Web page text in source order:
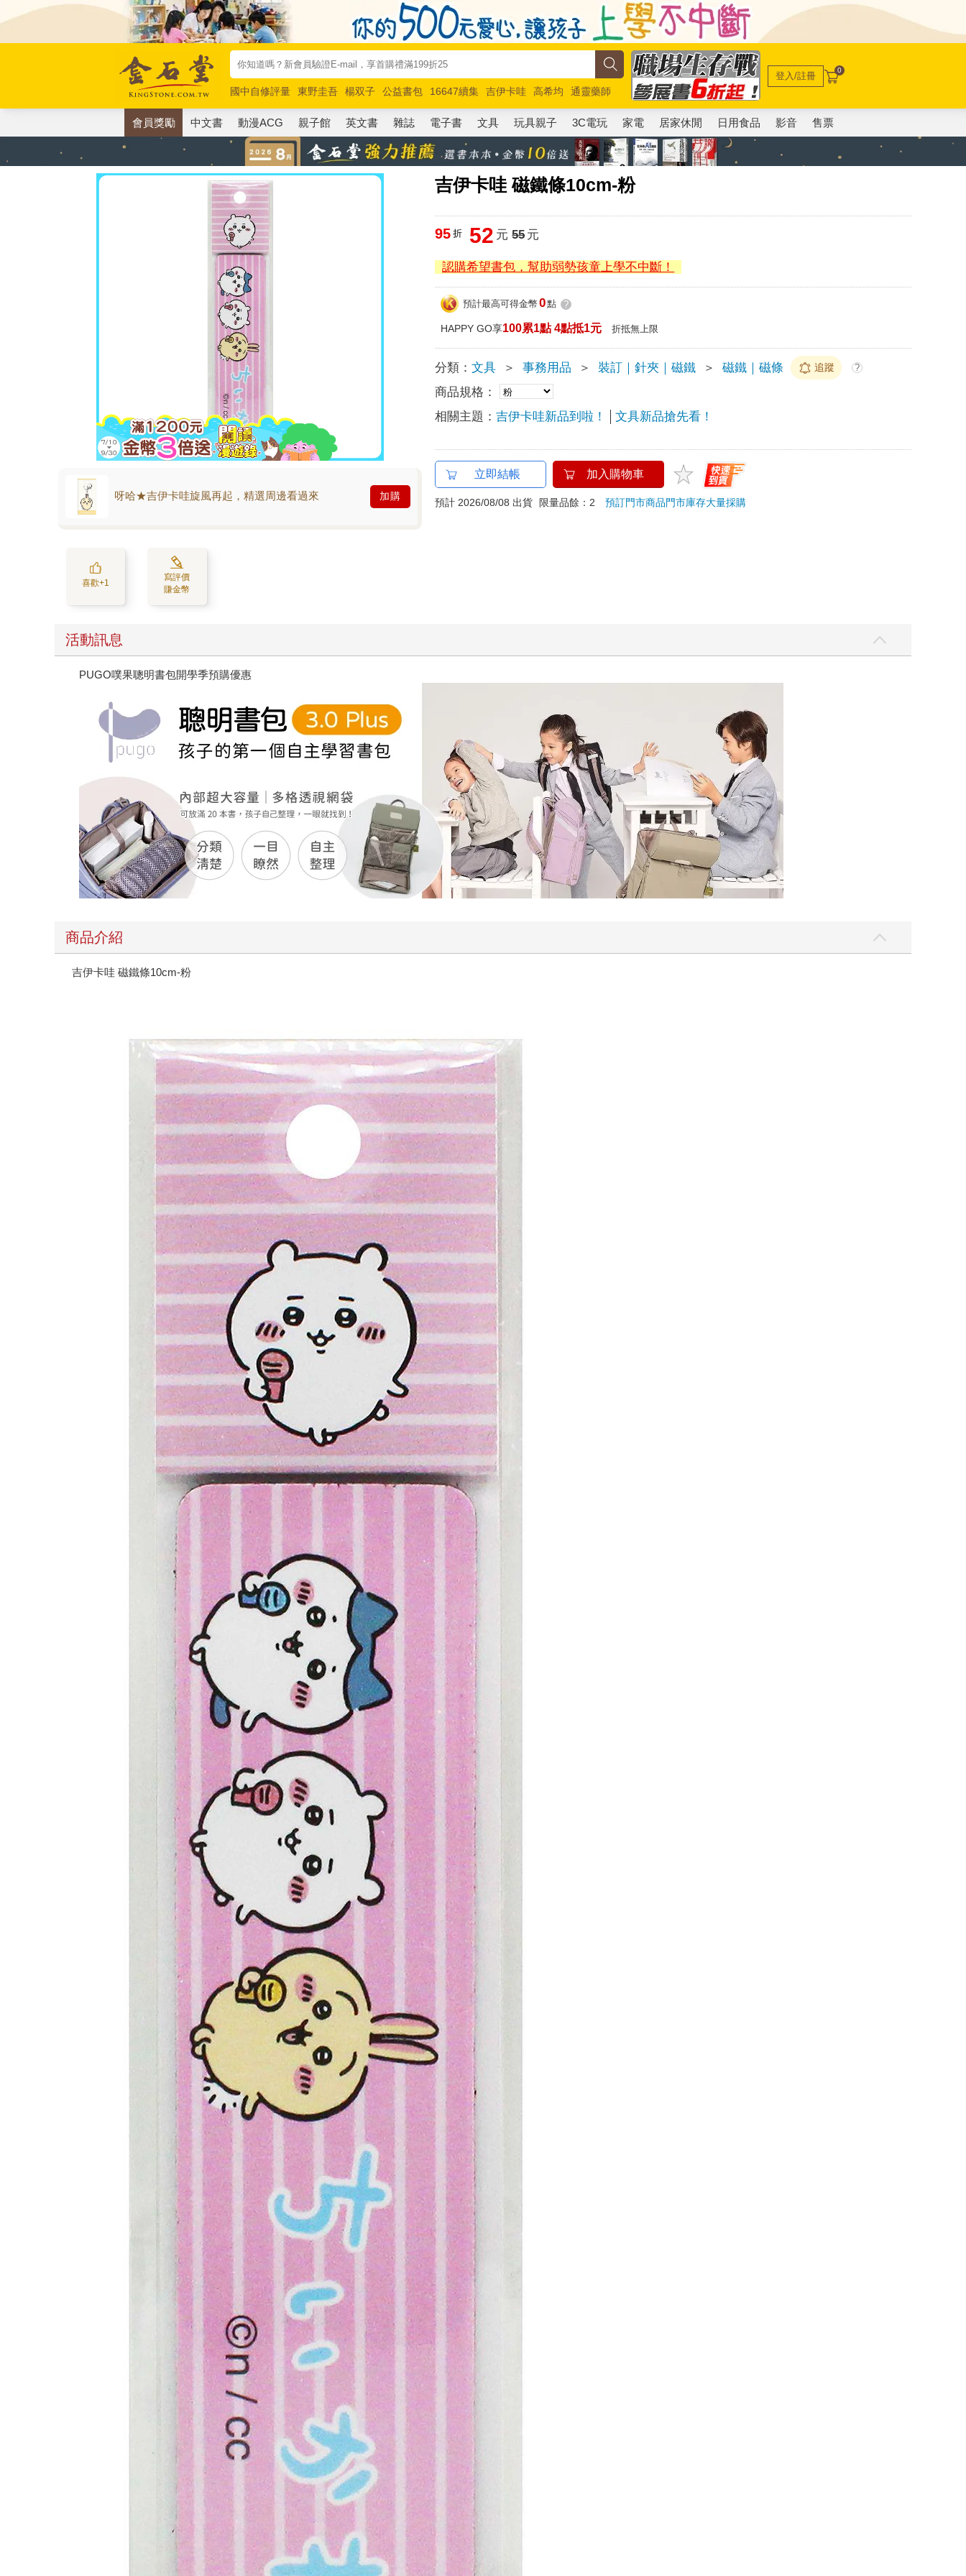
國中自修評量 東野圭吾 楊双子 公益書包 16647續集 吉伊卡哇 高希均
通靈藥師
唯紅花綻放
奧德賽 路邊攤新作 馬斯克 玩具總動員5 超慢跑
登入/註冊 0
會員獎勵 中文書 動漫ACG 親子館 英文書 雜誌 電子書 文具 玩具親子 3C電玩 家電 居家休閒 日用食品 影音 售票
吉伊卡哇 磁鐵條10cm-粉
呀哈★吉伊卡哇旋風再起，精選周邊看過來 加購
喜歡+1
寫評價
賺金幣
95 折 52 元 55元
認購希望書包，幫助弱勢孩童上學不中斷！
預計最高可得金幣 0點 ?
HAPPY GO享100累1點 4點抵1元 折抵無上限
分類：文具 ＞ 事務用品 ＞ 裝訂｜針夾｜磁鐵 ＞ 磁鐵｜磁條 追蹤 ?
商品規格：
相關主題：吉伊卡哇新品到啦！ 文具新品搶先看！
立即結帳 加入購物車
預計 2026/08/08 出貨 限量品餘：2預訂門市商品門市庫存大量採購
活動訊息
PUGO噗果聰明書包開學季預購優惠
商品介紹
吉伊卡哇 磁鐵條10cm-粉